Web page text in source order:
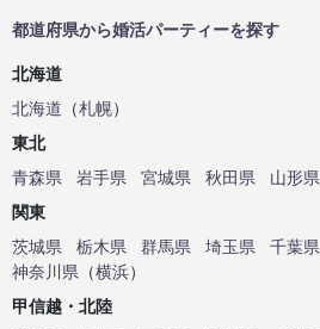
都道府県から婚活パーティーを探す
北海道
北海道 （札幌）
東北
青森県
岩手県 宮城県 秋田県 山形県
関東
茨城県
栃木県 群馬県 埼玉県 千葉県
神奈川県 （横浜）
甲信越・北陸